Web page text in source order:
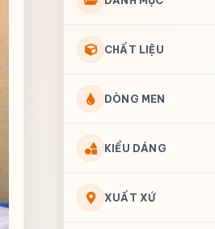
CHẤT LIỆU
DÒNG MEN
KIỂU DÁNG
XUẤT XỨ